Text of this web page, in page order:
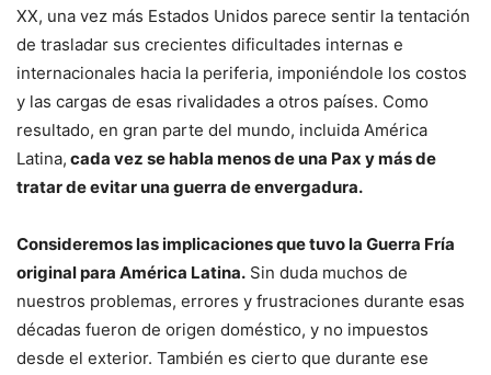
XX, una vez más Estados Unidos parece sentir la tentación
de trasladar sus crecientes dificultades internas e
internacionales hacia la periferia, imponiéndole los costos
y las cargas de esas rivalidades a otros países. Como
resultado, en gran parte del mundo, incluida América
Latina, cada vez se habla menos de una Pax y más de
tratar de evitar una guerra de envergadura.
Consideremos las implicaciones que tuvo la Guerra Fría
original para América Latina. Sin duda muchos de
nuestros problemas, errores y frustraciones durante esas
décadas fueron de origen doméstico, y no impuestos
desde el exterior. También es cierto que durante ese